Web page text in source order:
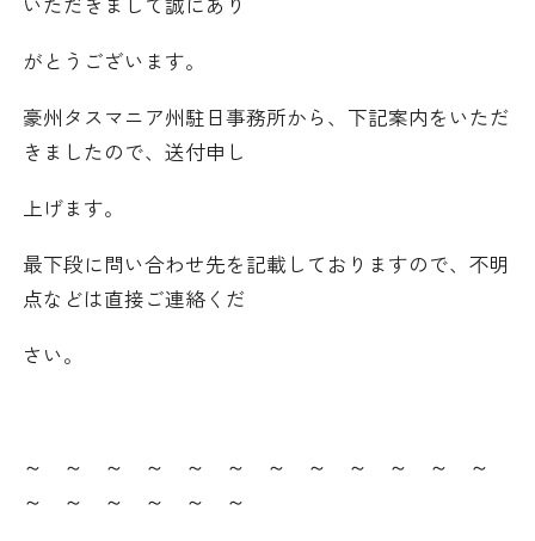
情報公開
所信
がとうございます。
豪州タスマニア州駐日事務所から、下記案内をいただ
きましたので、送付申し
上げます。
最下段に問い合わせ先を記載しておりますので、不明
点などは直接ご連絡くだ
さい。
～ ～ ～ ～ ～ ～ ～ ～ ～ ～ ～ ～
～ ～ ～ ～ ～ ～